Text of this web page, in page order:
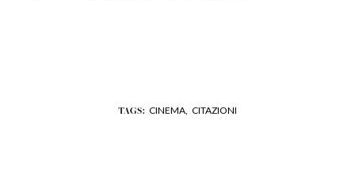
TAGS: CINEMA, CITAZIONI